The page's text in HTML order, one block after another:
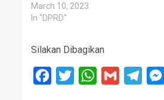
March 10, 2023
In "DPRD"
Silakan Dibagikan
Facebook
Twitter WhatsApp
Gmail